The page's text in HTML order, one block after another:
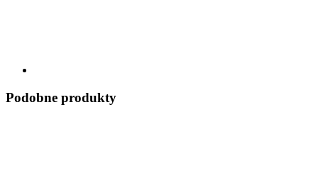
Podobne produkty